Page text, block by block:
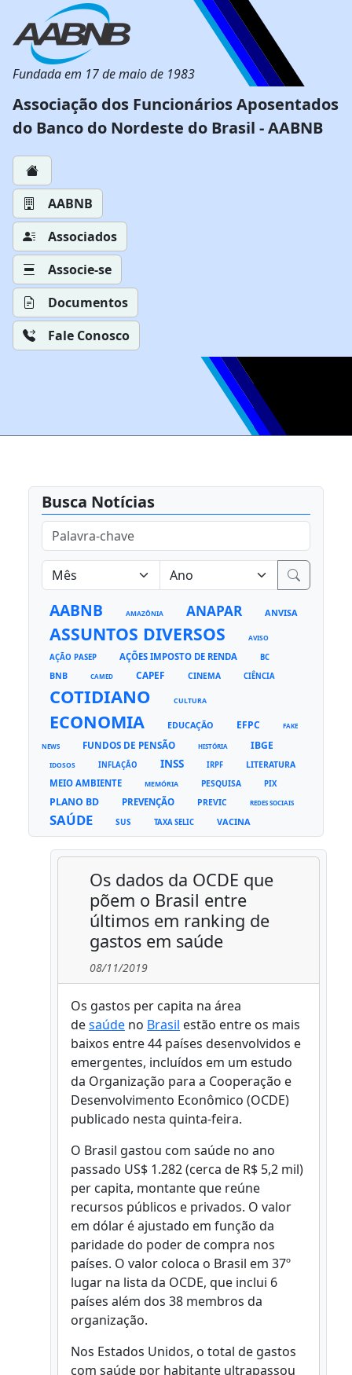
Fundada em 17 de maio de 1983
Associação dos Funcionários Aposentados
do Banco do Nordeste do Brasil - AABNB
AABNB
Associados
Associe-se
Documentos
Fale Conosco
Busca Notícias
AABNB AMAZÔNIA ANAPAR ANVISA
ASSUNTOS DIVERSOS AVISO
AÇÃO PASEP AÇÕES IMPOSTO DE RENDA BC
BNB CAMED CAPEF CINEMA CIÊNCIA
COTIDIANO CULTURA
ECONOMIA EDUCAÇÃO EFPC FAKE
NEWS FUNDOS DE PENSÃO HISTÓRIA IBGE
IDOSOS INFLAÇÃO INSS IRPF LITERATURA
MEIO AMBIENTE MEMÓRIA PESQUISA PIX
PLANO BD PREVENÇÃO PREVIC REDES SOCIAIS
SAÚDE SUS TAXA SELIC VACINA
Os dados da OCDE que
põem o Brasil entre
últimos em ranking de
gastos em saúde
08/11/2019
Os gastos per capita na área
desaúde no Brasil estão entre os mais
baixos entre 44 países desenvolvidos e
emergentes, incluídos em um estudo
da Organização para a Cooperação e
Desenvolvimento Econômico (OCDE)
publicado nesta quinta-feira.
O Brasil gastou com saúde no ano
passado US$ 1.282 (cerca de R$ 5,2 mil)
per capita, montante que reúne
recursos públicos e privados. O valor
em dólar é ajustado em função da
paridade do poder de compra nos
países. O valor coloca o Brasil em 37º
lugar na lista da OCDE, que inclui 6
países além dos 38 membros da
organização.
Nos Estados Unidos, o total de gastos
com saúde por habitante ultrapassou